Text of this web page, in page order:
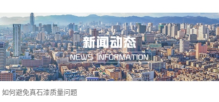
如何避免真石漆质量问题